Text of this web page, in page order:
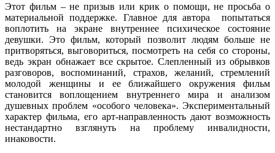
Этот фильм – не призыв или крик о помощи, не просьба о
материальной поддержке. Главное для автора попытаться
воплотить на экране внутреннее психическое состояние
девушки. Это фильм, который позволит людям больше не
притворяться, выговориться, посмотреть на себя со стороны,
ведь экран обнажает все скрытое. Слепленный из обрывков
разговоров, воспоминаний, страхов, желаний, стремлений
молодой женщины и ее ближайшего окружения фильм
становится воплощением внутреннего мира и анализом
душевных проблем «особого человека». Экспериментальный
характер фильма, его арт-направленность дают возможность
нестандартно взглянуть на проблему инвалидности,
инаковости.